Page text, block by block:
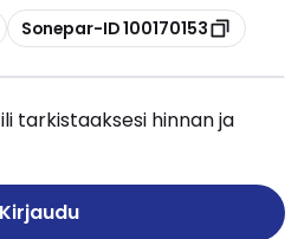
Kopioi
Sonepar-ID 100170153
tarkistaaksesi hinnan ja
Kirjaudu